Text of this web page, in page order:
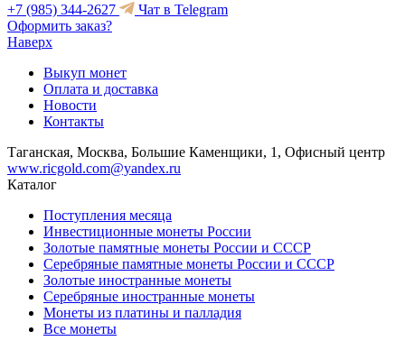
+7 (985) 344-2627
Чат в Telegram
Оформить заказ?
Наверх
Выкуп монет
Оплата и доставка
Новости
Контакты
Таганская, Москва, Большие Каменщики, 1, Офисный центр
www.ricgold.com@yandex.ru
Каталог
Поступления месяца
Инвестиционные монеты России
Золотые памятные монеты России и СССР
Серебряные памятные монеты России и СССР
Золотые иностранные монеты
Серебряные иностранные монеты
Монеты из платины и палладия
Все монеты